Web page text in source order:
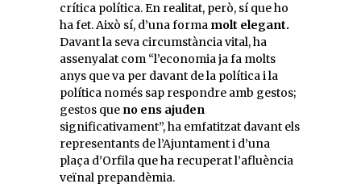
crítica política. En realitat, però, sí que ho
ha fet. Això sí, d’una forma molt elegant.
Davant la seva circumstància vital, ha
assenyalat com “l’economia ja fa molts
anys que va per davant de la política i la
política només sap respondre amb gestos;
gestos que no ens ajuden
significativament”, ha emfatitzat davant els
representants de l’Ajuntament i d’una
plaça d’Orfila que ha recuperat l’afluència
veïnal prepandèmia.